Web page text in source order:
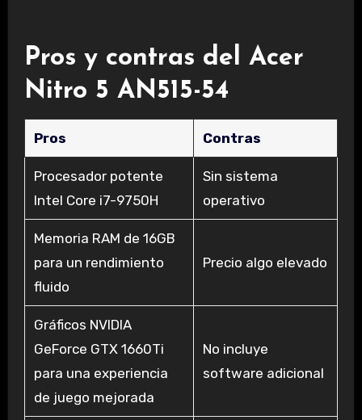
Pros y contras del Acer
Nitro 5 AN515-54
Pros Contras
Procesador potente
Intel Core i7-9750H
Sin sistema
operativo
Memoria RAM de 16GB
para un rendimiento
fluido
Precio algo elevado
Gráficos NVIDIA
GeForce GTX 1660Ti
para una experiencia
de juego mejorada
No incluye
software adicional